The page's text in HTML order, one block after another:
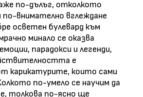
по-дълъг, отколкото
по-внимателно вглеждане
осветен булевард към
минало се оказва
парадокси и легенди,
е
карикатурите, които сами
по-умело се научим да
толкова по-ясно ще